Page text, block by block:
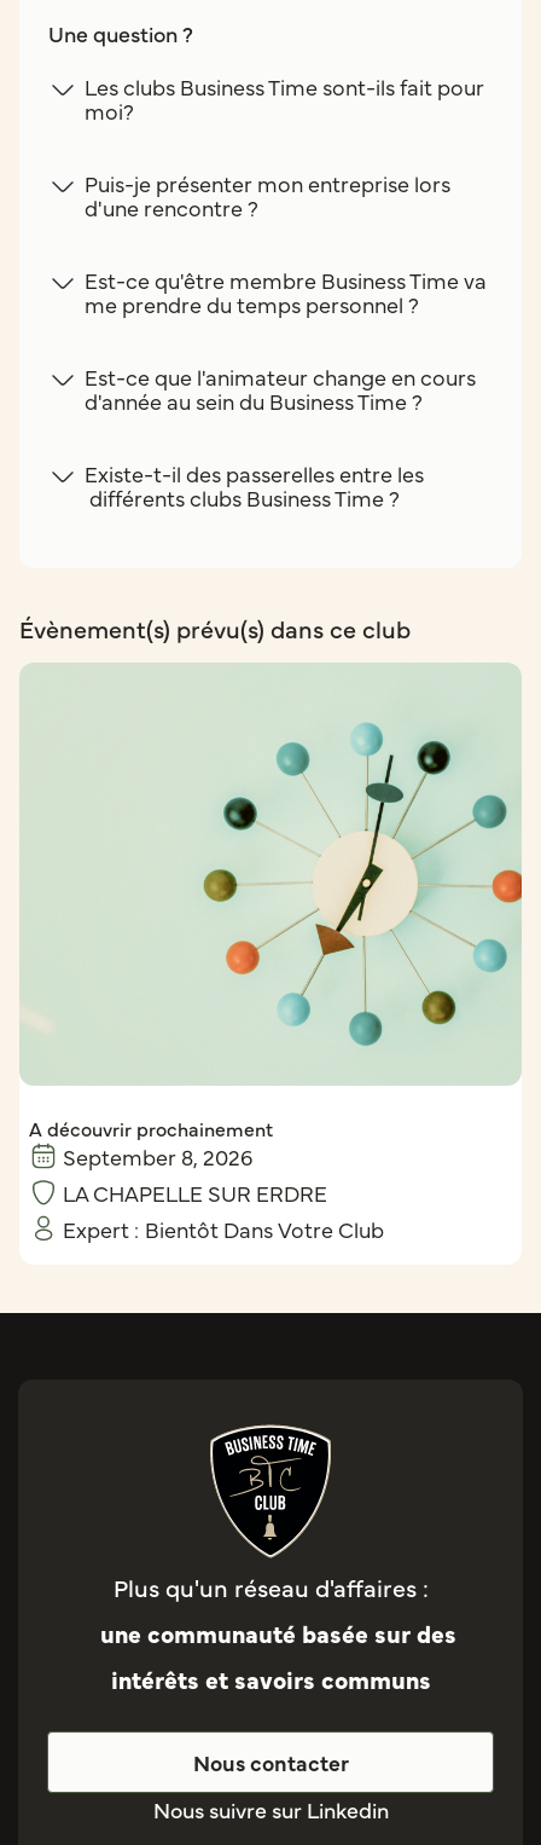
Une question ?
Les clubs Business Time sont-ils fait pour
moi?
Puis-je présenter mon entreprise lors
d'une rencontre ?
Est-ce qu'être membre Business Time va
me prendre du temps personnel ?
Est-ce que l'animateur change en cours
d'année au sein du Business Time ?
Existe-t-il des passerelles entre les
différents clubs Business Time ?
Évènement(s) prévu(s) dans ce club
A découvrir prochainement
September 8, 2026
LA CHAPELLE SUR ERDRE
Expert : Bientôt Dans Votre Club
Plus qu'un réseau d'affaires :
une communauté basée sur des
intérêts et savoirs communs
Nous contacter
Nous suivre sur Linkedin